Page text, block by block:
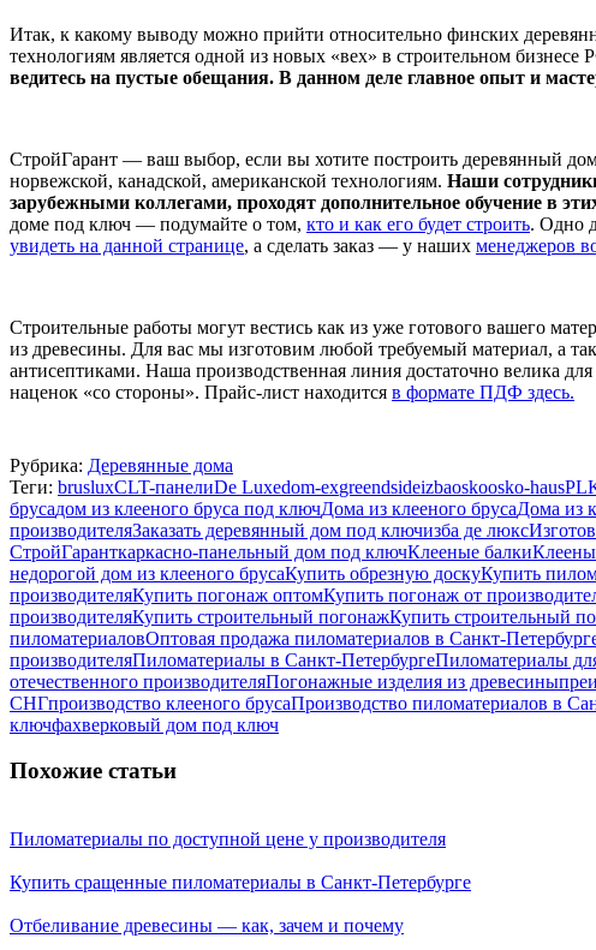
Итак, к какому выводу можно прийти относительно финских
технологиям является одной из новых «вех» в строительном бизнесе
ведитесь на пустые обещания. В данном деле главное опыт и
СтройГарант — ваш выбор, если вы хотите построить деревянный
норвежской, канадской, американской технологиям. Наши
зарубежными коллегами, проходят дополнительное обучение в
доме под ключ — подумайте о том, кто и как его будет строить. Одно
увидеть на данной странице, а сделать заказ — у наших менеджеров
Строительные работы могут вестись как из уже готового вашего
из древесины. Для вас мы изготовим любой требуемый материал, а
антисептиками. Наша производственная линия достаточно велика
наценок «со стороны». Прайс-лист находится в формате ПДФ здесь.
Рубрика: Деревянные дома
Теги: brusluxCLT-панелиDe Luxedom-exgreendsideizbaoskoosko-haus
брусадом из клееного бруса под ключДома из клееного брусаДома из
производителяЗаказать деревянный дом под ключизба де люкс
СтройГаранткаркасно-панельный дом под ключКлееные балки
недорогой дом из клееного брусаКупить обрезную доскуКупить
производителяКупить погонаж оптомКупить погонаж от
производителяКупить строительный погонажКупить строительный
пиломатериаловОптовая продажа пиломатериалов в Санкт-
производителяПиломатериалы в Санкт-ПетербургеПиломатериалы
отечественного производителяПогонажные изделия из древесины
СНГпроизводство клееного брусаПроизводство пиломатериалов в
ключфахверковый дом под ключ
Похожие статьи
Пиломатериалы по доступной цене у производителя
Купить сращенные пиломатериалы в Санкт-Петербурге
Отбеливание древесины — как, зачем и почему